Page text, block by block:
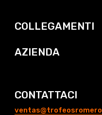
COLLEGAMENTI
AZIENDA
CONTATTACI